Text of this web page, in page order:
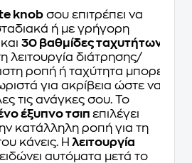
knob σου επιτρέπει να
ή με γρήγορη
30 βαθμίδες ταχυτήτων
λειτουργία διάτρησης/
ροπή ή ταχύτητα μπορεί
για ακρίβεια ώστε να
τις ανάγκες σου. Το
έξυπνο τσιπ επιλέγει
κατάλληλη ροπή για τη
κάνεις. Η λειτουργία
αυτόματα μετά το